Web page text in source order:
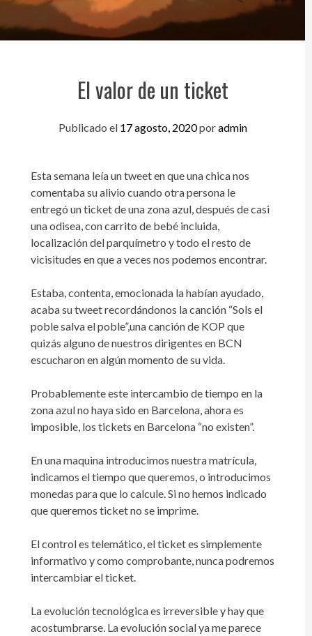
El valor de un ticket
Publicado el 17 agosto, 2020poradmin
Esta semana leía un tweet en que una chica nos
comentaba su alivio cuando otra persona le
entregó un ticket de una zona azul, después de casi
una odisea, con carrito de bebé incluida,
localización del parquímetro y todo el resto de
vicisitudes en que a veces nos podemos encontrar.
Estaba, contenta, emocionada la habían ayudado,
acaba su tweet recordándonos la canción “Sols el
poble salva el poble”,una canción de KOP que
quizás alguno de nuestros dirigentes en BCN
escucharon en algún momento de su vida.
Probablemente este intercambio de tiempo en la
zona azul no haya sido en Barcelona, ahora es
imposible, los tickets en Barcelona “no existen”.
En una maquina introducimos nuestra matrícula,
indicamos el tiempo que queremos, o introducimos
monedas para que lo calcule. Si no hemos indicado
que queremos ticket no se imprime.
El control es telemático, el ticket es simplemente
informativo y como comprobante, nunca podremos
intercambiar el ticket.
La evolución tecnológica es irreversible y hay que
acostumbrarse. La evolución social ya me parece